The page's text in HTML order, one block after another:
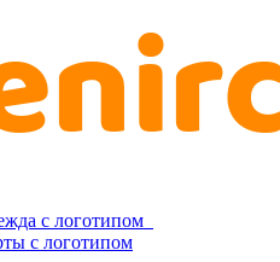
с логотипом
с логотипом